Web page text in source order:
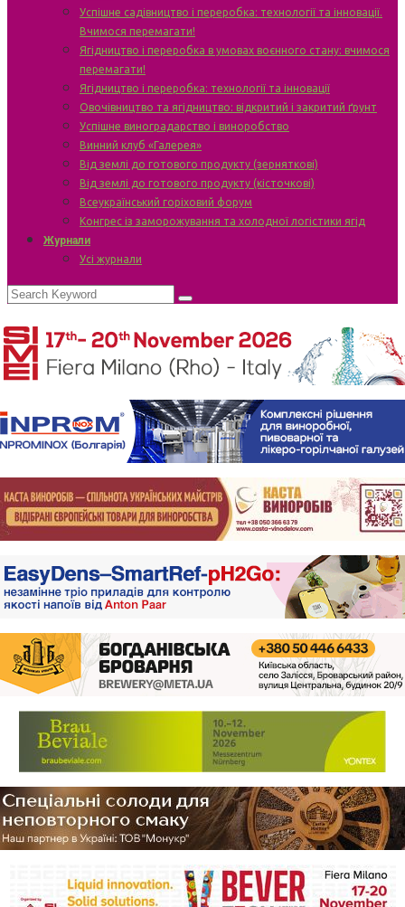
Успішне садівництво і переробка: технології та інновації.
Вчимося перемагати!
Ягідництво і переробка в умовах воєнного стану: вчимося
перемагати!
Ягідництво і переробка: технології та інновації
Овочівництво та ягідництво: відкритий і закритий ґрунт
Успішне виноградарство і виноробство
Винний клуб «Галерея»
Від землі до готового продукту (зерняткові)
Від землі до готового продукту (кісточкові)
Всеукраїнський горіховий форум
Конгрес із заморожування та холодної логістики ягід
Журнали
Усі журнали